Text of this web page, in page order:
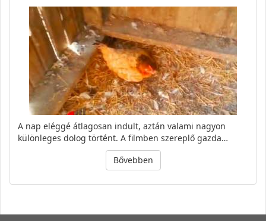
A nap eléggé átlagosan indult, aztán valami nagyon
különleges dolog történt. A filmben szereplő gazda…
Bővebben